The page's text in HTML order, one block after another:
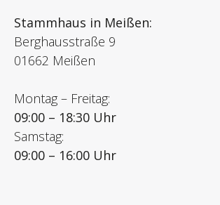
Stammhaus in Meißen:
Berghausstraße 9
01662 Meißen
Montag – Freitag:
09:00 – 18:30 Uhr
Samstag:
09:00 – 16:00 Uhr